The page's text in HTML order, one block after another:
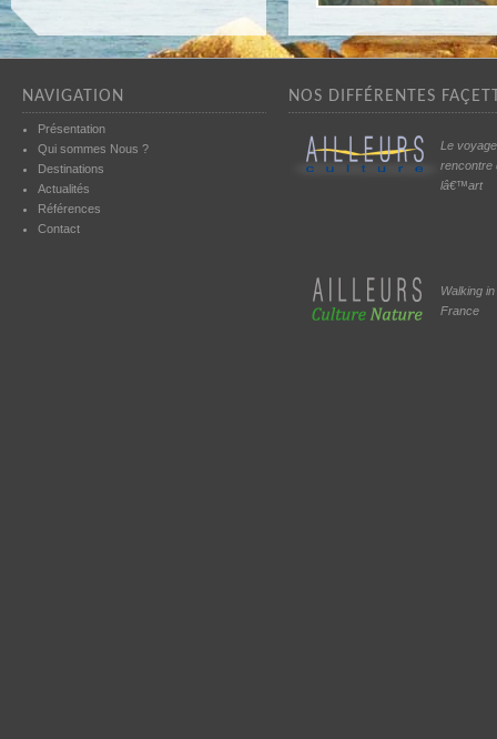
NAVIGATION
Présentation
Qui sommes Nous ?
Destinations
Actualités
Références
Contact
NOS DIFFÉRENTES
Le
rencontre
lâ€™art
Walking in
France